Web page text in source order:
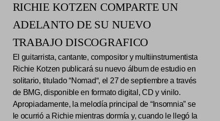
RICHIE KOTZEN COMPARTE UN
ADELANTO DE SU NUEVO
TRABAJO DISCOGRAFICO
El guitarrista, cantante, compositor y multiinstrumentista
Richie Kotzen publicará su nuevo álbum de estudio en
solitario, titulado “Nomad“, el 27 de septiembre a través
de BMG, disponible en formato digital, CD y vinilo.
Apropiadamente, la melodía principal de “Insomnia” se
le ocurrió a Richie mientras dormía y, cuando le llegó la